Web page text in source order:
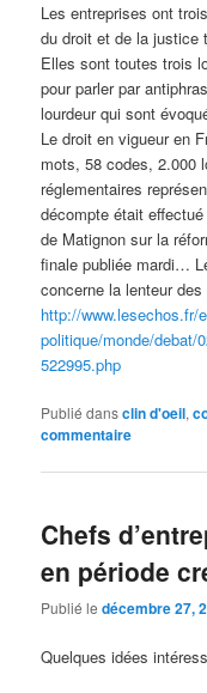
Les entreprises ont
du droit et de la justice
Elles sont toutes trois
pour parler par
lourdeur qui sont
Le droit en vigueur en
mots, 58 codes, 2.000
réglementaires
décompte était
de Matignon sur la
finale publiée mardi…
concerne la lenteur des
http://www.lesechos.fr/
politique/monde/debat/
522995.php
Publié dansclin d'oeil,
commentaire
Chefs
en période
Publié ledécembre 27,
Quelques idées